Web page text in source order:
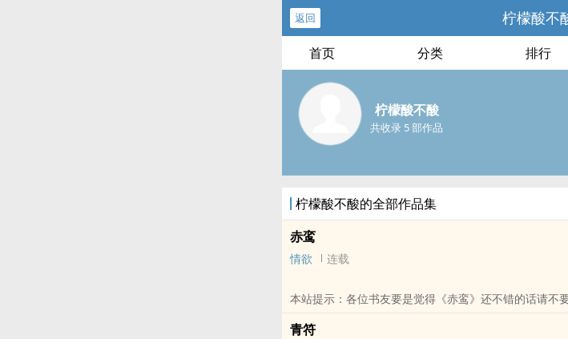
返回 柠檬酸不
首页 分类 排行
柠檬酸不酸
共收录 5 部作品
柠檬酸不酸的全部作品集
赤鸾
情欲 连载
本站提示：各位书友要是觉得《赤鸾》还不错的话请不
青符